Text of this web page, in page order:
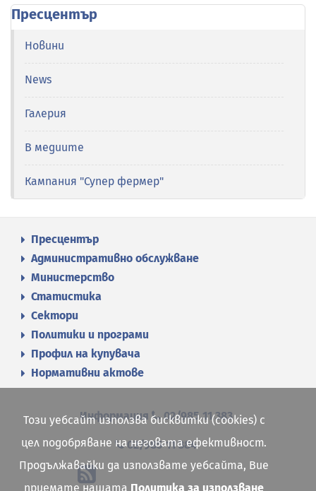
Пресцентър
Новини
News
Галерия
В медиите
Кампания "Супер фермер"
Пресцентър
Административно обслужване
Министерство
Статистика
Сектори
Политики и програми
Профил на купувача
Нормативни актове
Информация 02/985 11 383
02/985 11 384
Този уебсайт използва бисквитки (cookies) с
цел подобряване на неговата ефективност.
Продължавайки да използвате уебсайта, Вие
приемате нашата Политика за използване